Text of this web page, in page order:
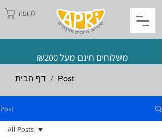
לקופה
דף הבית / Post
Post
All Posts